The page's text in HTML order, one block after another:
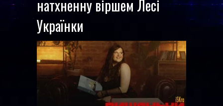
натхненну віршем Лесі
Українки